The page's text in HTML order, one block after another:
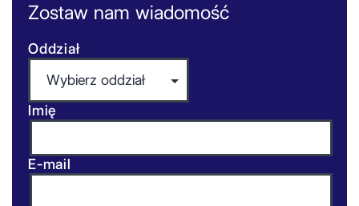
Zostaw nam wiadomość
Oddział
Imię
E-mail